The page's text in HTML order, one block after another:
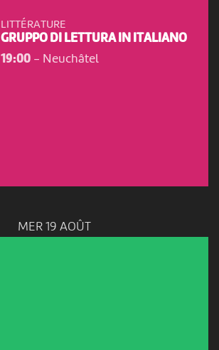
LITTÉRATURE
GRUPPO DI LETTURA IN ITALIANO
19:00- Neuchâtel
MER 19 AOÛT